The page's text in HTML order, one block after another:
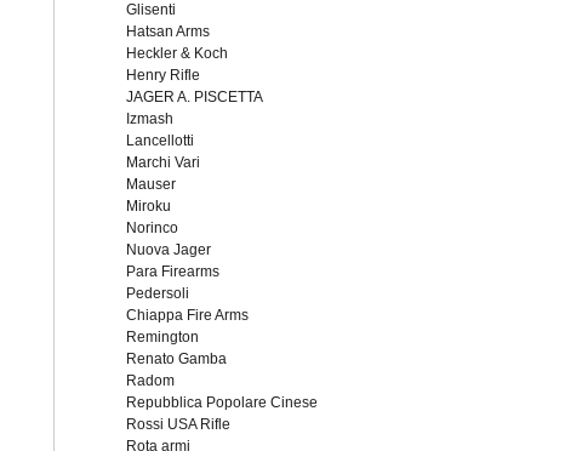
Glisenti
Hatsan Arms
Heckler & Koch
Henry Rifle
JAGER A. PISCETTA
Izmash
Lancellotti
Marchi Vari
Mauser
Miroku
Norinco
Nuova Jager
Para Firearms
Pedersoli
Chiappa Fire Arms
Remington
Renato Gamba
Radom
Repubblica Popolare Cinese
Rossi USA Rifle
Rota armi